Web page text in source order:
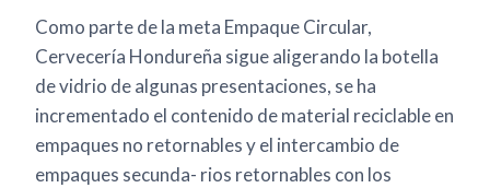
Como parte de la meta Empaque Circular,
Cervecería Hondureña sigue aligerando la botella
de vidrio de algunas presentaciones, se ha
incrementado el contenido de material reciclable en
empaques no retornables y el intercambio de
empaques secunda- rios retornables con los